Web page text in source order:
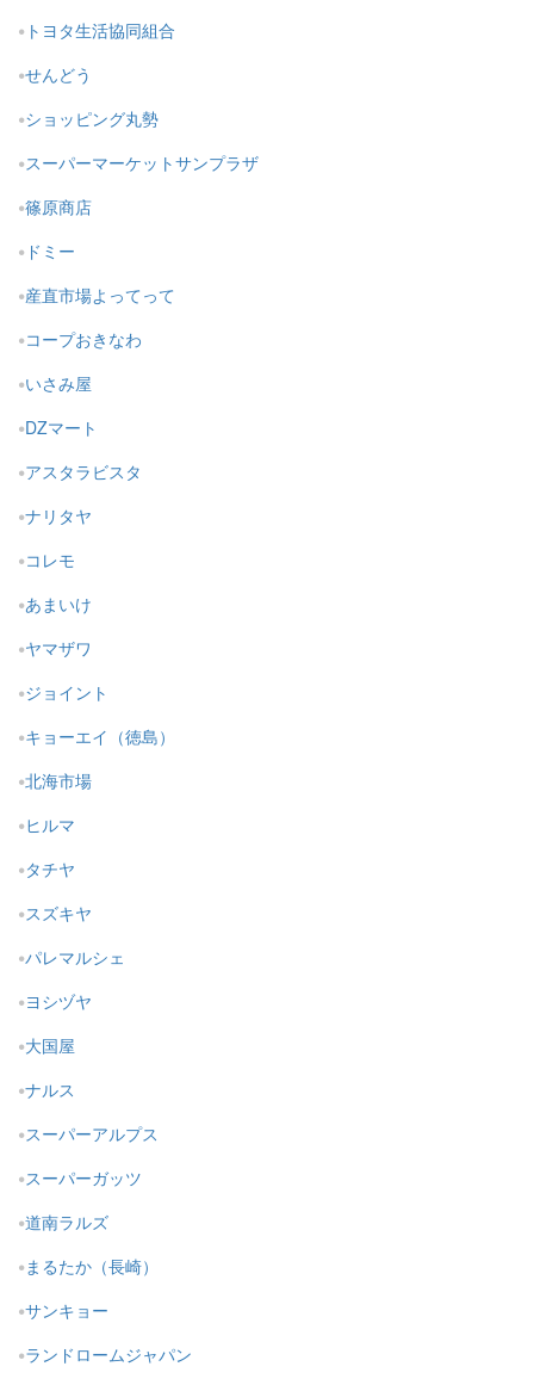
トヨタ生活協同組合
せんどう
ショッピング丸勢
スーパーマーケットサンプラザ
篠原商店
ドミー
産直市場よってって
コープおきなわ
いさみ屋
DZマート
アスタラビスタ
ナリタヤ
コレモ
あまいけ
ヤマザワ
ジョイント
キョーエイ（徳島）
北海市場
ヒルマ
タチヤ
スズキヤ
パレマルシェ
ヨシヅヤ
大国屋
ナルス
スーパーアルプス
スーパーガッツ
道南ラルズ
まるたか（長崎）
サンキョー
ランドロームジャパン